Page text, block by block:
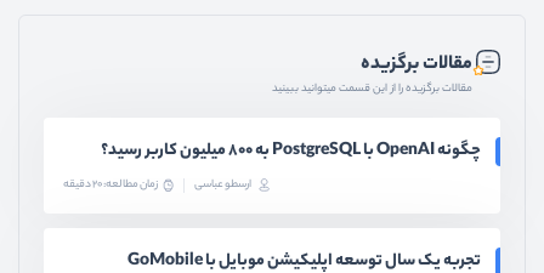
مقالات برگزیده
مقالات برگزیده را از این قسمت میتوانید ببینید
چگونه OpenAI با PostgreSQL به ۸۰۰ میلیون کاربر رسید؟
ارسطو عباسی زمان مطالعه: 20 دقیقه
تجربه یک سال توسعه اپلیکیشن موبایل با GoMobile